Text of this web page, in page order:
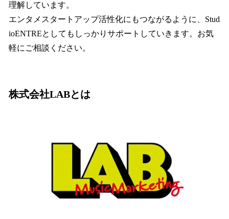
理解しています。
エンタメスタートアップ活性化にもつながるように、Stud
ioENTREとしてもしっかりサポートしていきます。お気
軽にご相談ください。
株式会社LABとは